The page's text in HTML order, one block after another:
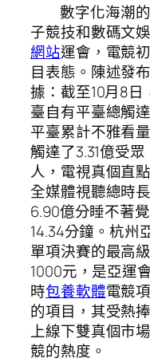
數字化海潮
子競技和數碼文
網站運會，電競
目表態。陳述發
據：截至10月8
臺自有平臺總觸
平臺累計不雅看
觸達了3.31億受
人，電視真個直
全媒體視聽總時
6.90億分睡不著
14.34分鐘。杭州
單項決賽的最高
1000元，是亞運
時包養軟體電競
的項目，其受熱
上線下雙真個市
競的熱度。